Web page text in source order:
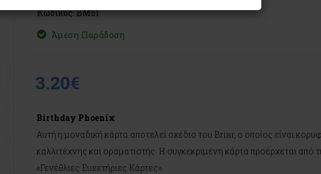
Κωδικός: BM51
Άμεση Παράδοση
3.20€
Birthday Phoenix
Αυτή η μοναδική κάρτα αποτελεί σχέδιο του Briar, ο οποίος είναι
καλλιτέχνης και οραματιστής. Η συγκεκριμένη κάρτα προέρχεται από
«Γενέθλιες Ευχετήριες Κάρτες».